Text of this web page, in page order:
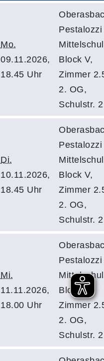
Mo.
09.11.2026,
18.45 Uhr
Pestalozzi
Block V,
Zimmer
2. OG,
Schulstr. 2
Di.
10.11.2026,
18.45 Uhr
Pestalozzi
Block V,
Zimmer
2. OG,
Schulstr. 2
Mi.
11.11.2026,
18.00 Uhr
Pestalozzi
Block V,
Zimmer
2. OG,
Schulstr. 2